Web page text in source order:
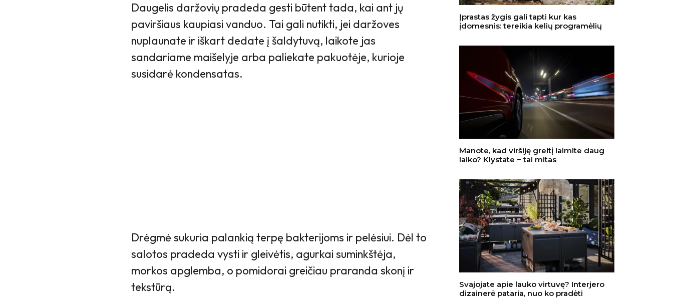
Daugelis daržovių pradeda gesti būtent tada, kai ant jų
paviršiaus kaupiasi vanduo. Tai gali nutikti, jei daržoves
nuplaunate ir iškart dedate į šaldytuvą, laikote jas
sandariame maišelyje arba paliekate pakuotėje, kurioje
susidarė kondensatas.
Drėgmė sukuria palankią terpę bakterijoms ir pelėsiui. Dėl to
salotos pradeda vysti ir gleivėtis, agurkai suminkštėja,
morkos apglemba, o pomidorai greičiau praranda skonį ir
tekstūrą.
Įprastas žygis gali tapti kur kas
įdomesnis: tereikia kelių programėlių
Manote, kad viršiję greitį laimite daug
laiko? Klystate − tai mitas
Svajojate apie lauko virtuvę? Interjero
dizainerė pataria, nuo ko pradėti